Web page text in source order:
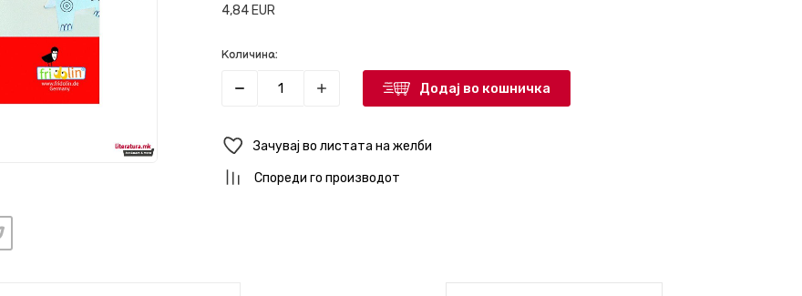
4,84EUR
Количина:
Додај во кошничка
Зачувај во листата на желби
Спореди го производот